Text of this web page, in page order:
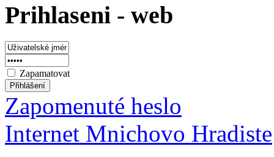
Prihlaseni - web
Zapamatovat
Zapomenuté heslo
Internet Mnichovo Hradiste